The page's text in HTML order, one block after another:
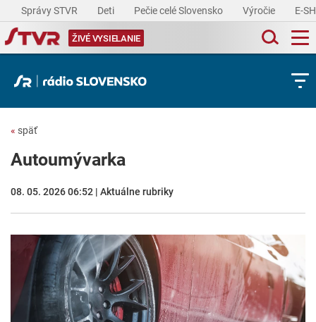
Správy STVR Deti Pečie celé Slovensko Výročie E-
ŽIVÉ VYSIELANIE
« späť
Autoumývarka
08. 05. 2026 06:52 | Aktuálne rubriky